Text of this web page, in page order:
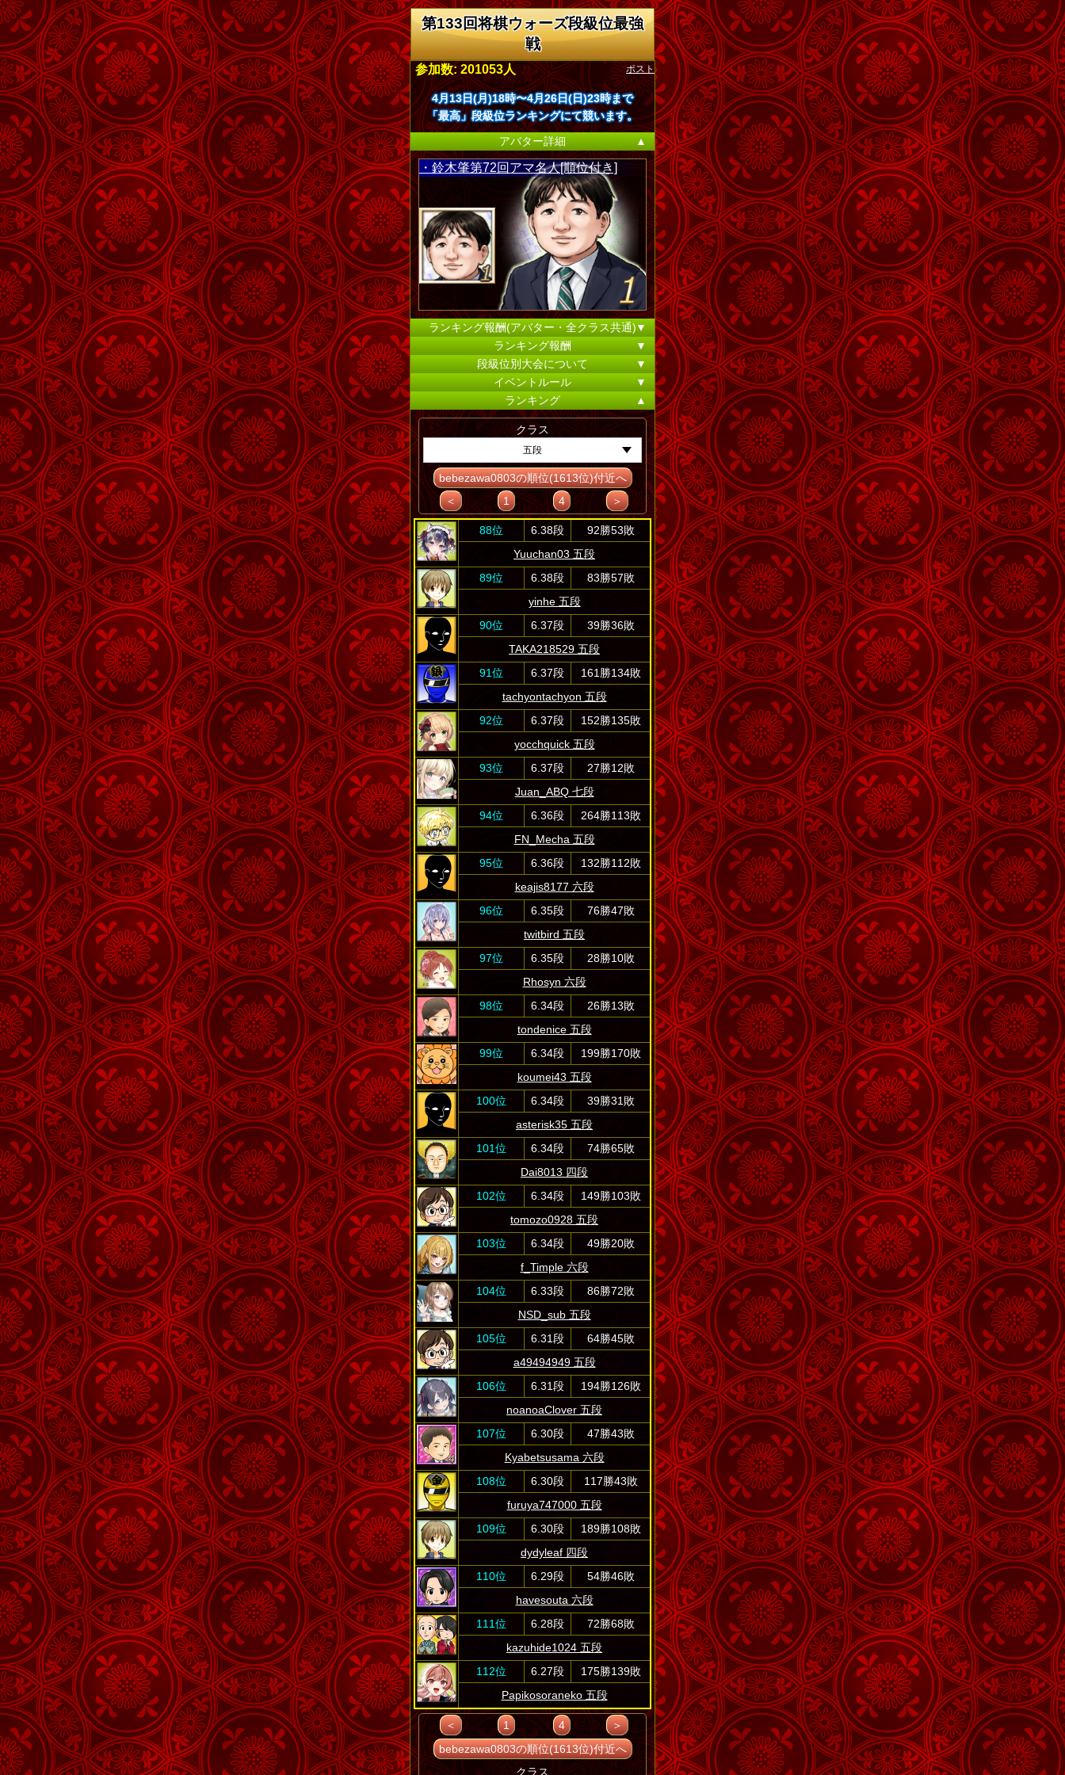
第133回将棋ウォーズ段級位最強
戦
ポスト
参加数: 201053人
4月13日(月)18時〜4月26日(日)23時まで
「最高」段級位ランキングにて競います。
アバター詳細
▲
・鈴木肇第72回アマ名人[順位付き]
ランキング報酬(アバター・全クラス共通)▼
ランキング報酬
▼
段級位別大会について
▼
イベントルール
▼
ランキング
▲
クラス
五段
bebezawa0803の順位(1613位)付近へ
＜
1 4 ＞
88位 6.38段
92勝53敗
Yuuchan03 五段
89位
6.38段
83勝57敗
yinhe 五段
90位
6.37段
39勝36敗
TAKA218529 五段
91位
6.37段
161勝134敗
tachyontachyon 五段
92位
6.37段
152勝135敗
yocchquick 五段
93位
6.37段
27勝12敗
Juan_ABQ 七段
94位
6.36段
264勝113敗
FN_Mecha 五段
95位
6.36段
132勝112敗
keajis8177 六段
96位
6.35段
76勝47敗
twitbird 五段
97位
6.35段
28勝10敗
Rhosyn 六段
98位
6.34段
26勝13敗
tondenice 五段
99位
6.34段
199勝170敗
koumei43 五段
100位
6.34段
39勝31敗
asterisk35 五段
101位
6.34段
74勝65敗
Dai8013 四段
102位
6.34段
149勝103敗
tomozo0928 五段
103位
6.34段
49勝20敗
f_Timple 六段
104位
6.33段
86勝72敗
NSD_sub 五段
105位
6.31段
64勝45敗
a49494949 五段
106位
6.31段
194勝126敗
noanoaClover 五段
107位
6.30段
47勝43敗
Kyabetsusama 六段
108位
6.30段
117勝43敗
furuya747000 五段
109位
6.30段
189勝108敗
dydyleaf 四段
110位
6.29段
54勝46敗
havesouta 六段
111位
6.28段
72勝68敗
kazuhide1024 五段
112位
6.27段
175勝139敗
Papikosoraneko 五段
＜ 1 4
＞
bebezawa0803の順位(1613位)付近へ
クラス